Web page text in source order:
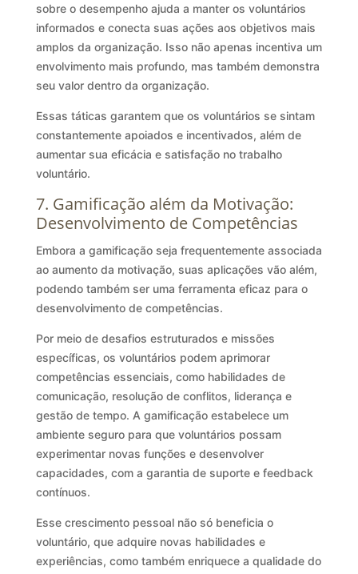
sobre o desempenho ajuda a manter os voluntários
informados e conecta suas ações aos objetivos mais
amplos da organização. Isso não apenas incentiva um
envolvimento mais profundo, mas também demonstra
seu valor dentro da organização.
Essas táticas garantem que os voluntários se sintam
constantemente apoiados e incentivados, além de
aumentar sua eficácia e satisfação no trabalho
voluntário.
7. Gamificação além da Motivação:
Desenvolvimento de Competências
Embora a gamificação seja frequentemente associada
ao aumento da motivação, suas aplicações vão além,
podendo também ser uma ferramenta eficaz para o
desenvolvimento de competências.
Por meio de desafios estruturados e missões
específicas, os voluntários podem aprimorar
competências essenciais, como habilidades de
comunicação, resolução de conflitos, liderança e
gestão de tempo. A gamificação estabelece um
ambiente seguro para que voluntários possam
experimentar novas funções e desenvolver
capacidades, com a garantia de suporte e feedback
contínuos.
Esse crescimento pessoal não só beneficia o
voluntário, que adquire novas habilidades e
experiências, como também enriquece a qualidade do